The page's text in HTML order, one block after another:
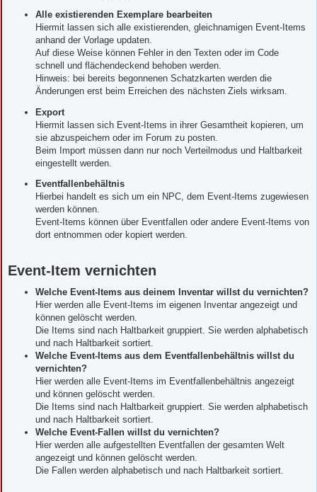
Alle existierenden Exemplare bearbeiten
Hiermit lassen sich alle existierenden, gleichnamigen Event-Items
anhand der Vorlage updaten.
Auf diese Weise können Fehler in den Texten oder im Code
schnell und flächendeckend behoben werden.
Hinweis: bei bereits begonnenen Schatzkarten werden die
Änderungen erst beim Erreichen des nächsten Ziels wirksam.
Export
Hiermit lassen sich Event-Items in ihrer Gesamtheit kopieren, um
sie abzuspeichern oder im Forum zu posten.
Beim Import müssen dann nur noch Verteilmodus und Haltbarkeit
eingestellt werden.
Eventfallenbehältnis
Hierbei handelt es sich um ein NPC, dem Event-Items zugewiesen
werden können.
Event-Items können über Eventfallen oder andere Event-Items von
dort entnommen oder kopiert werden.
Event-Item vernichten
Welche Event-Items aus deinem Inventar willst du vernichten?
Hier werden alle Event-Items im eigenen Inventar angezeigt und
können gelöscht werden.
Die Items sind nach Haltbarkeit gruppiert. Sie werden alphabetisch
und nach Haltbarkeit sortiert.
Welche Event-Items aus dem Eventfallenbehältnis willst du
vernichten?
Hier werden alle Event-Items im Eventfallenbehältnis angezeigt
und können gelöscht werden.
Die Items sind nach Haltbarkeit gruppiert. Sie werden alphabetisch
und nach Haltbarkeit sortiert.
Welche Event-Fallen willst du vernichten?
Hier werden alle aufgestellten Eventfallen der gesamten Welt
angezeigt und können gelöscht werden.
Die Fallen werden alphabetisch und nach Haltbarkeit sortiert.